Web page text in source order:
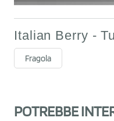
Italian Berry -
Fragola
POTREBBE